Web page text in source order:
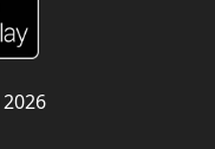
2026